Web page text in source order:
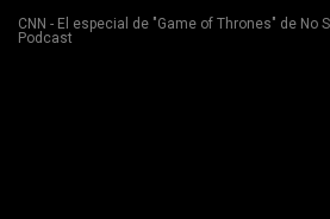
Podcast